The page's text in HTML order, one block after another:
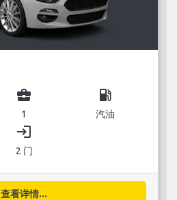
business_center
1
local_gas_station
汽油
login
2 门
查看详情...